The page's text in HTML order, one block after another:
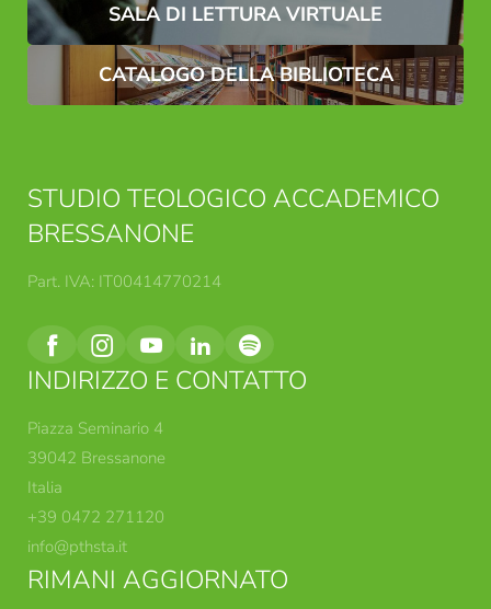
SALA DI LETTURA VIRTUALE
CATALOGO DELLA BIBLIOTECA
STUDIO TEOLOGICO ACCADEMICO
BRESSANONE
Part. IVA: IT00414770214
INDIRIZZO E CONTATTO
Piazza Seminario 4
39042 Bressanone
Italia
+39 0472 271120
info@pthsta.it
RIMANI AGGIORNATO